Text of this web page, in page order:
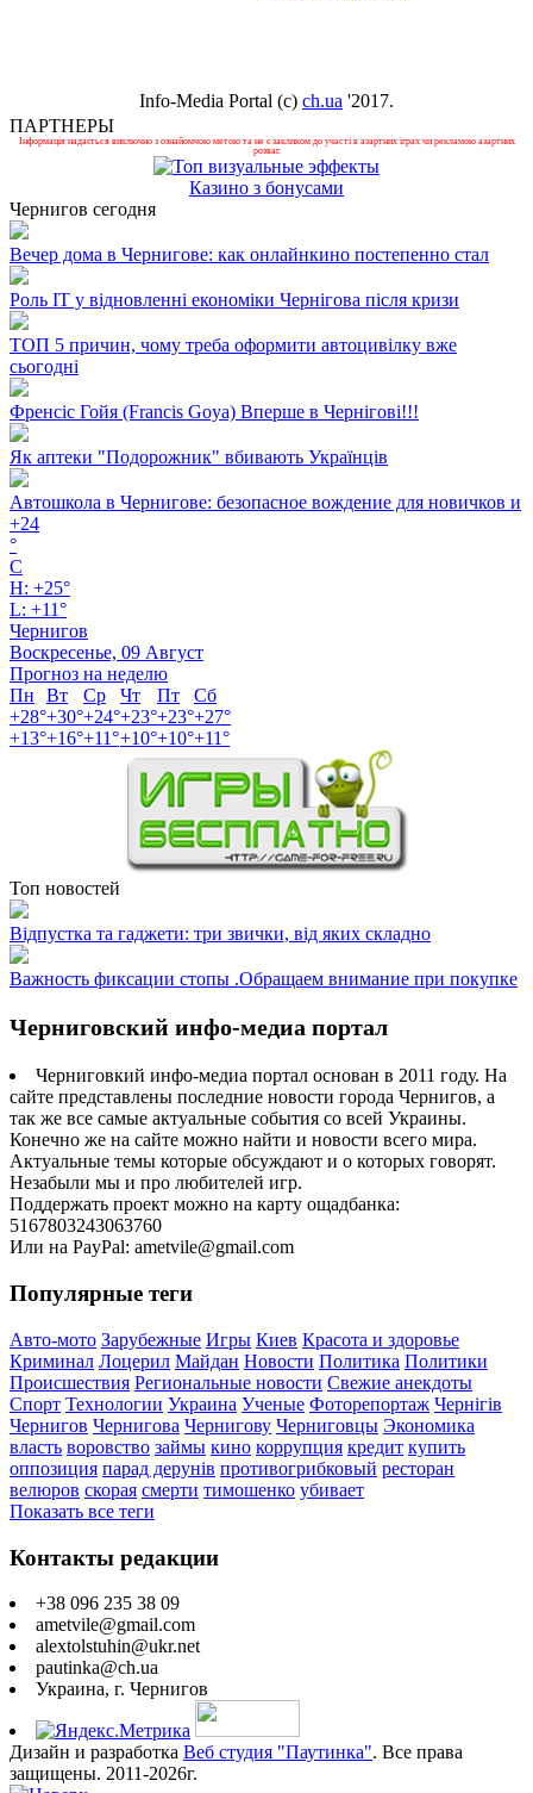
Info-Media Portal (c) ch.ua '2017.
ПАРТНЕРЫ
Інформація надається виключно з ознайомчою метою та не є закликом до участі в азартних іграх чи рекламою азартних
розваг.
Казино з бонусами
Чернигов сегодня
Вечер дома в Чернигове: как онлайнкино постепенно стал
Роль ІТ у відновленні економіки Чернігова після кризи
ТОП 5 причин, чому треба оформити автоцивілку вже
сьогодні
Френсіс Гойя (Francis Goya) Вперше в Чернігові!!!
Як аптеки "Подорожник" вбивають Українців
Автошкола в Чернигове: безопасное вождение для новичков и
+24
°
C
H: +25°
L: +11°
Чернигов
Воскресенье, 09 Август
Прогноз на неделю
Пн
Вт Ср Чт Пт
Сб
+28°+30°+24°+23°+23°+27°
+13°+16°+11°+10°+10°+11°
Топ новостей
Відпустка та гаджети: три звички, від яких складно
Важность фиксации стопы .Обращаем внимание при покупке
Черниговский инфо-медиа портал
Черниговкий инфо-медиа портал основан в 2011 году. На
сайте представлены последние новости города Чернигов, а
так же все самые актуальные события со всей Украины.
Конечно же на сайте можно найти и новости всего мира.
Актуальные темы которые обсуждают и о которых говорят.
Незабыли мы и про любителей игр.
Поддержать проект можно на карту ощадбанка:
5167803243063760
Или на PayPal: ametvile@gmail.com
Популярные теги
Авто-мото Зарубежные Игры Киев Красота и здоровье
Криминал Лоцерил Майдан Новости Политика Политики
Происшествия Региональные новости Свежие анекдоты
Спорт Технологии Украина Ученые Фоторепортаж Чернігів
Чернигов Чернигова Чернигову Черниговцы Экономика
власть воровство займы кино коррупция кредит купить
оппозиция парад дерунів противогрибковый ресторан
велюров скорая смерти тимошенко убивает
Показать все теги
Контакты редакции
+38 096 235 38 09
ametvile@gmail.com
alextolstuhin@ukr.net
pautinka@ch.ua
Украина, г. Чернигов
Дизайн и разработка Веб студия "Паутинка". Все права
защищены. 2011-2026г.